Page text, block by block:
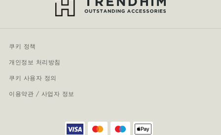
쿠키 정책
개인정보 처리방침
쿠키 사용자 정의
이용약관 / 사업자 정보